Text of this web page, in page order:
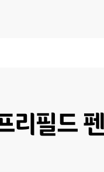
리필드